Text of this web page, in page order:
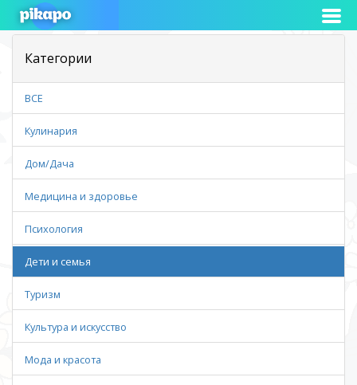
Категории
ВСЕ
Кулинария
Дом/Дача
Медицина и здоровье
Психология
Дети и семья
Туризм
Культура и искусство
Мода и красота